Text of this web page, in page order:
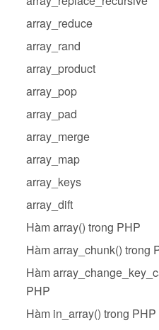
array_reduce
array_rand
array_product
array_pop
array_pad
array_merge
array_map
array_keys
array_dift
Hàm array() trong PHP
Hàm array_chunk() trong
Hàm
PHP
Hàm in_array() trong PHP